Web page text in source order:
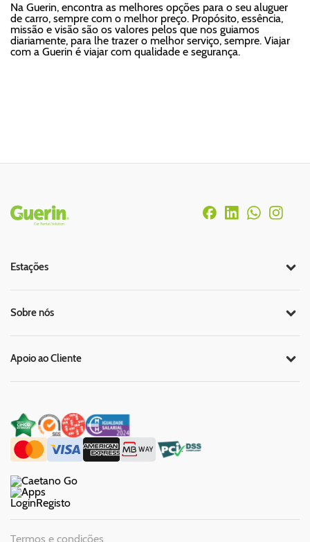
Na Guerin, encontra as melhores opções para o seu aluguer
de carro, sempre com o melhor preço. Propósito, essência,
missão e visão são os valores pelos que nos guiamos
diariamente, para lhe trazer o melhor serviço, sempre. Viajar
com a Guerin é viajar com qualidade e segurança.
Rodapé
Estações
Sobre nós
Apoio ao Cliente
LoginRegisto
Termos e condições